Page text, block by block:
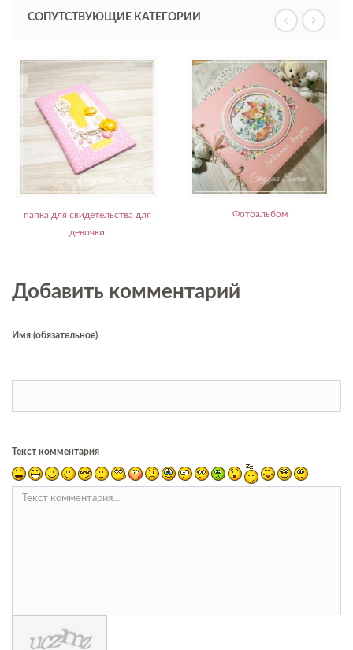
СОПУТСТВУЮЩИЕ КАТЕГОРИИ
папка для свидетельства для
девочки
Фотоальбом
Добавить комментарий
Имя (обязательное)
Текст комментария